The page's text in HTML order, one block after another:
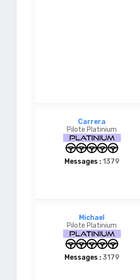
Carrera
Pilote Platinium
Messages : 1379
Michael
Pilote Platinium
Messages : 3179